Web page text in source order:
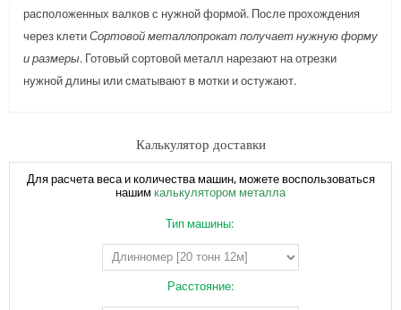
расположенных валков с нужной формой. После прохождения
через клетиСортовой металлопрокат получает нужную форму
и размеры. Готовый сортовой металл нарезают на отрезки
нужной длины или сматывают в мотки и остужают.
Калькулятор доставки
Для расчета веса и количества машин, можете воспользоваться
нашим калькулятором металла
Тип машины:
Расстояние: